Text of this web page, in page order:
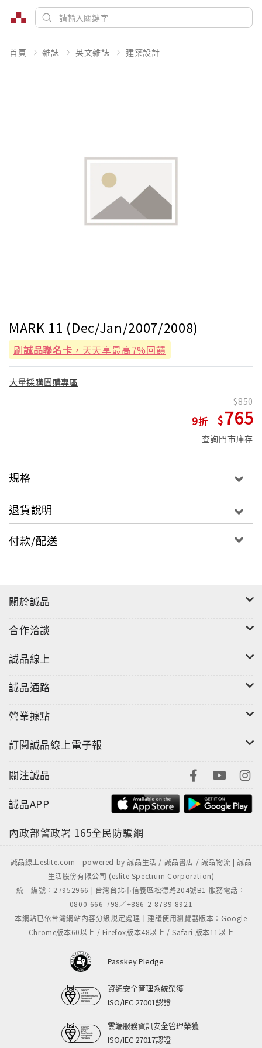
首頁 雜誌 英文雜誌 建築設計
MARK 11 (Dec/Jan/2007/2008)
刷誠品聯名卡 ，天天享最高7%回饋
大量採購團購專區
9
850
765
查詢門市庫存
規格
退貨說明
付款/配送
關於誠品
合作洽談
誠品線上
誠品通路
營業據點
訂閱誠品線上電子報
關注誠品
誠品APP
內政部警政署 165全民防騙網
誠品線上eslite.com - powered by 誠品生活 / 誠品書店 / 誠品物流 | 誠品
生活股份有限公司 (eslite Spectrum Corporation)
統一編號：27952966 | 台灣台北市信義區松德路204號B1 服務電話：
0800-666-798／+886-2-8789-8921
本網站已依台灣網站內容分級規定處理｜建議使用瀏覽器版本：Google
Chrome版本60以上 / Firefox版本48以上 / Safari 版本11以上
Passkey Pledge
資通安全管理系統榮獲
ISO/IEC 27001認證
雲端服務資訊安全管理榮獲
ISO/IEC 27017認證